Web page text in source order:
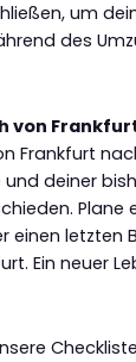
um
des
von
Frankfurt
und deiner
Plane
einen letzten
Ein neuer